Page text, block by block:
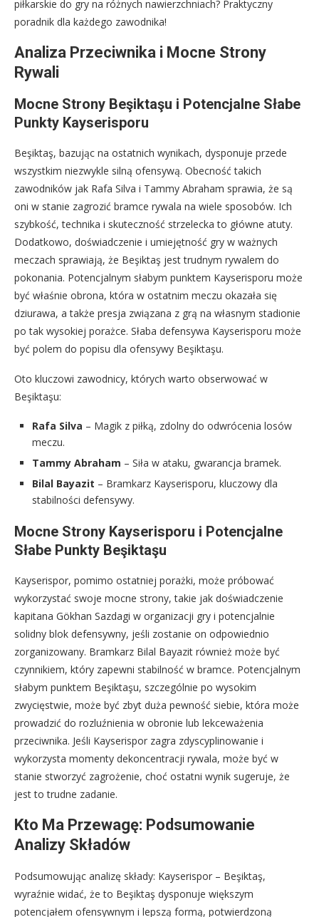
piłkarskie do gry na różnych nawierzchniach? Praktyczny
poradnik dla każdego zawodnika!
Analiza Przeciwnika i Mocne Strony
Rywali
Mocne Strony Beşiktaşu i Potencjalne Słabe
Punkty Kayserisporu
Beşiktaş, bazując na ostatnich wynikach, dysponuje przede
wszystkim niezwykle silną ofensywą. Obecność takich
zawodników jak Rafa Silva i Tammy Abraham sprawia, że są
oni w stanie zagrozić bramce rywala na wiele sposobów. Ich
szybkość, technika i skuteczność strzelecka to główne atuty.
Dodatkowo, doświadczenie i umiejętność gry w ważnych
meczach sprawiają, że Beşiktaş jest trudnym rywalem do
pokonania. Potencjalnym słabym punktem Kayserisporu może
być właśnie obrona, która w ostatnim meczu okazała się
dziurawa, a także presja związana z grą na własnym stadionie
po tak wysokiej porażce. Słaba defensywa Kayserisporu może
być polem do popisu dla ofensywy Beşiktaşu.
Oto kluczowi zawodnicy, których warto obserwować w
Beşiktaşu:
Rafa Silva – Magik z piłką, zdolny do odwrócenia losów
meczu.
Tammy Abraham – Siła w ataku, gwarancja bramek.
Bilal Bayazit – Bramkarz Kayserisporu, kluczowy dla
stabilności defensywy.
Mocne Strony Kayserisporu i Potencjalne
Słabe Punkty Beşiktaşu
Kayserispor, pomimo ostatniej porażki, może próbować
wykorzystać swoje mocne strony, takie jak doświadczenie
kapitana Gökhan Sazdagi w organizacji gry i potencjalnie
solidny blok defensywny, jeśli zostanie on odpowiednio
zorganizowany. Bramkarz Bilal Bayazit również może być
czynnikiem, który zapewni stabilność w bramce. Potencjalnym
słabym punktem Beşiktaşu, szczególnie po wysokim
zwycięstwie, może być zbyt duża pewność siebie, która może
prowadzić do rozluźnienia w obronie lub lekceważenia
przeciwnika. Jeśli Kayserispor zagra zdyscyplinowanie i
wykorzysta momenty dekoncentracji rywala, może być w
stanie stworzyć zagrożenie, choć ostatni wynik sugeruje, że
jest to trudne zadanie.
Kto Ma Przewagę: Podsumowanie
Analizy Składów
Podsumowując analizę składy: Kayserispor – Beşiktaş,
wyraźnie widać, że to Beşiktaş dysponuje większym
potencjałem ofensywnym i lepszą formą, potwierdzoną